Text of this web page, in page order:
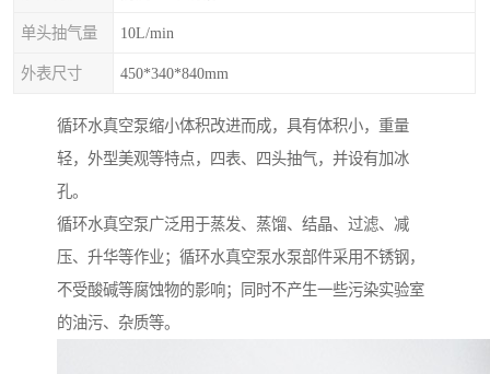
单头抽气量 10L/min
外表尺寸 450*340*840mm
循环水真空泵缩小体积改进而成，具有体积小，重量
轻，外型美观等特点，四表、四头抽气，并设有加冰
孔。
循环水真空泵广泛用于蒸发、蒸馏、结晶、过滤、减
压、升华等作业；循环水真空泵水泵部件采用不锈钢，
不受酸碱等腐蚀物的影响；同时不产生一些污染实验室
的油污、杂质等。